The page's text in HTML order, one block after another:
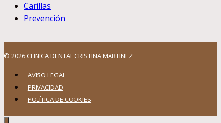
Carillas
Prevención
© 2026 CLINICA DENTAL CRISTINA MARTINEZ
AVISO LEGAL
PRIVACIDAD
POLÍTICA DE COOKIES